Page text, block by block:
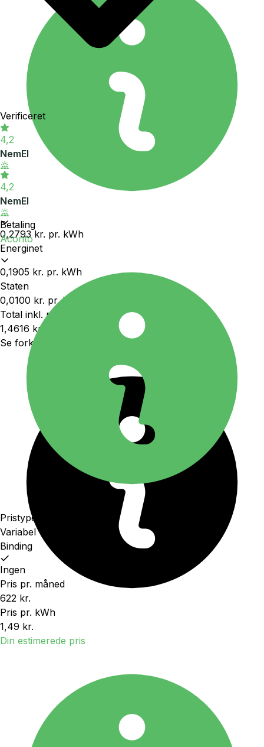
0,2793 kr. pr. kWh
Energinet
0,1905 kr. pr. kWh
Staten
0,0100 kr. pr. kWh
Total inkl. moms
1,4616 kr.
Se forklaringer og udregninger
Verificeret
4,2
NemEl
4,2
NemEl
Betaling
Aconto
Pristype
Variabel
Binding
Ingen
Pris pr. måned
622 kr.
Pris pr. kWh
1,49 kr.
Din estimerede pris